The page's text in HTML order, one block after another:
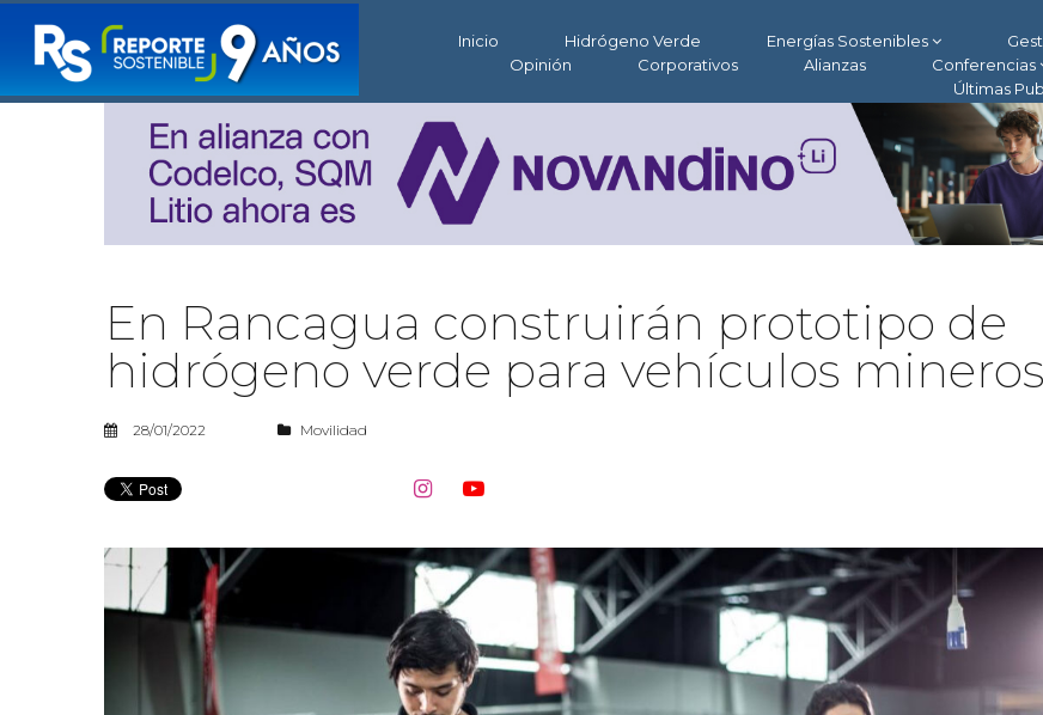
Inicio Hidrógeno Verde Energías Sostenibles
Opinión
Corporativos Alianzas Conferencias
Últimas
En Rancagua construirán prototipo de
hidrógeno verde para vehículos mineros
28/01/2022 Movilidad
 